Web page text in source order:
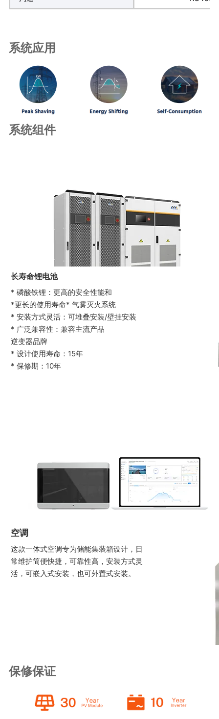
系统应用
系统组件
长寿命锂电池
* 磷酸铁锂：更高的安全性能和
*更长的使用寿命* 气雾灭火系统
* 安装方式灵活：可堆叠安装/壁挂安装
* 广泛兼容性：兼容主流产品
逆变器品牌
* 设计使用寿命：15年
* 保修期：10年
空调
这款一体式空调专为储能集装箱设计，日
常维护简便快捷，可靠性高，安装方式灵
活，可嵌入式安装，也可外置式安装。
保修保证